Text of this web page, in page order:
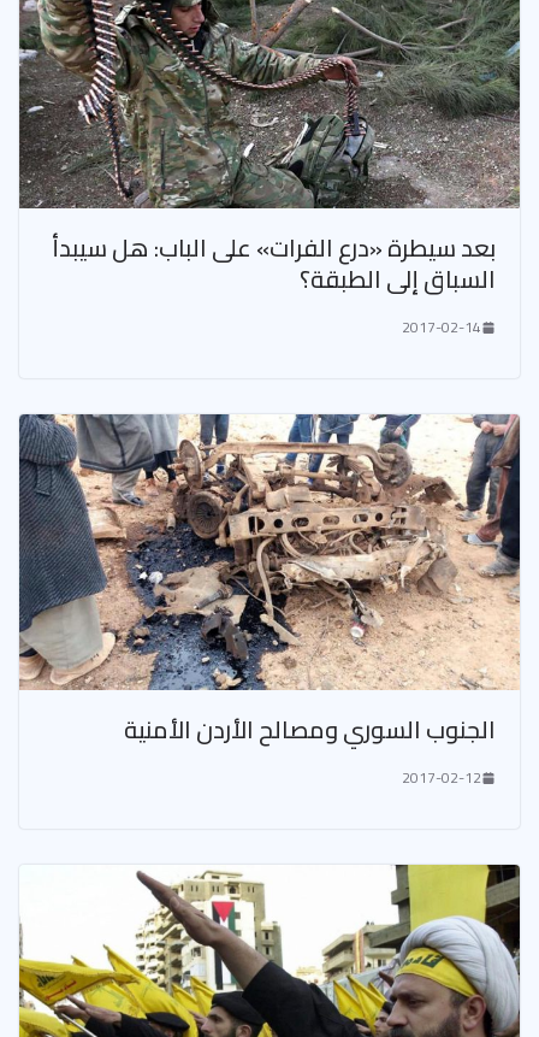
بعد سيطرة «درع الفرات» على الباب: هل سيبدأ
السباق إلى الطبقة؟
2017-02-14
الجنوب السوري ومصالح الأردن الأمنية
2017-02-12